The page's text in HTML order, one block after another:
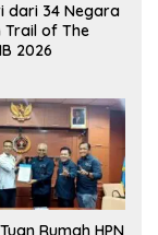
dari 34 Negara
Trail of The
2026
Rumah HPN